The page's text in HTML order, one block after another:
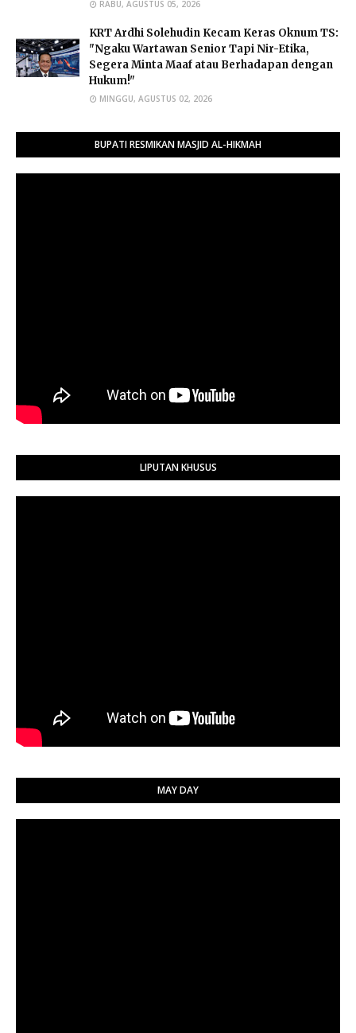
RABU, AGUSTUS 05, 2026
​KRT Ardhi Solehudin Kecam Keras Oknum TS:
"Ngaku Wartawan Senior Tapi Nir-Etika,
Segera Minta Maaf atau Berhadapan dengan
Hukum!"
MINGGU, AGUSTUS 02, 2026
BUPATI RESMIKAN MASJID AL-HIKMAH
LIPUTAN KHUSUS
MAY DAY